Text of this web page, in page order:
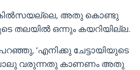
അതു കൊണ്ടു
തലയിൽ ഒന്നും കയറിയില്ല.
‘എനിക്കു ചേട്ടായിയുടെ
പാലു വരുന്നതു കാണണം അതു